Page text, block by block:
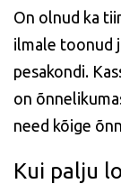
On olnud ka
ilmale toonud
pesakondi.
on
need kõige
Kui palju